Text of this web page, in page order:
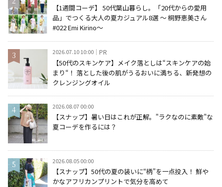
【1週間コーデ】 50代葉山暮らし。「20代からの愛用
品」でつくる大人の夏カジュアル8選 ～ 桐野恵美さん
#022 Emi Kirino～
2026.07.10 10:00 PR
【50代のスキンケア】メイク落としは“スキンケアの始
まり“！ 落とした後の肌がうるおいに満ちる、新発想の
クレンジングオイル
2026.08.07 00:00
【スナップ】暑い日はこれが正解。"ラクなのに素敵"な
夏コーデを作るには？
2026.08.05 00:00
【スナップ】50代の夏の装いに“柄”を一点投入！ 鮮や
かなアフリカンプリントで気分を高めて